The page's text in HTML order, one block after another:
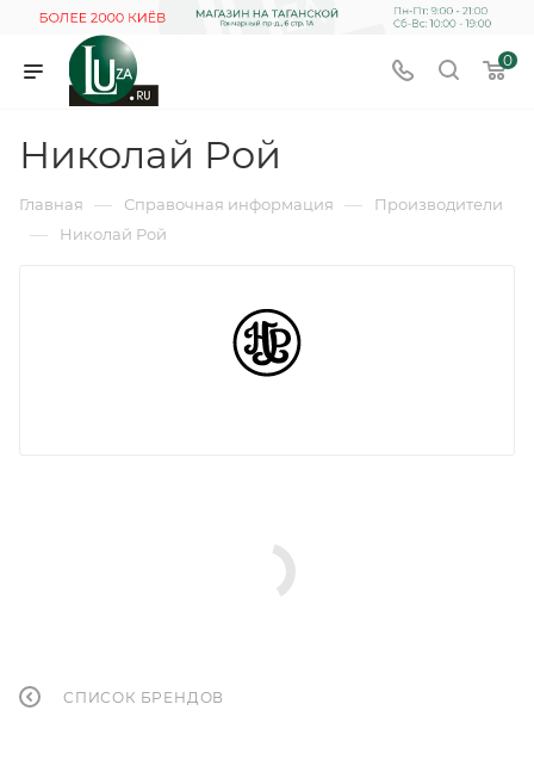
0
Николай Рой
Главная — Справочная информация — Производители
— Николай Рой
СПИСОК БРЕНДОВ